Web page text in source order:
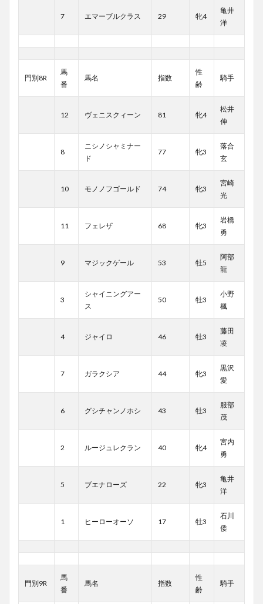
7 エマーブルクラス 29 牝4
亀井
洋
門別8R
馬
番
馬名 指数
性
齢
騎手
12 ヴェニスクィーン 81 牝4
松井
伸
8
ニシノシャミナー
ド
77 牝3
落合
玄
10 モノノフゴールド 74 牝3
宮崎
光
11 フェレザ 68 牝3
岩橋
勇
9 マジックゲール 53 牡5
阿部
龍
3
シャイニングアー
ス
50 牡3
小野
楓
4 ジャイロ 46 牡3
藤田
凌
7 ガラクシア 44 牝3
黒沢
愛
6 グシチャンノホシ 43 牡3
服部
茂
2 ルージュレクラン 40 牝4
宮内
勇
5 ブエナローズ 22 牝3
亀井
洋
1 ヒーローオーソ 17 牡3
石川
倭
門別9R
馬
番
馬名 指数
性
齢
騎手